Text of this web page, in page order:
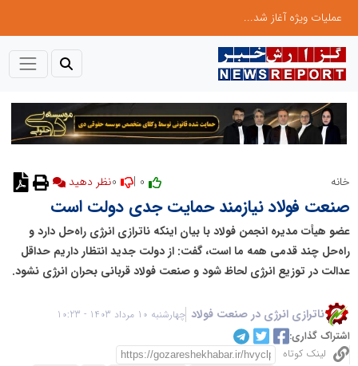
عملیات ویژه آغاز شد...
خانه نظر دهید
صنعت فولاد نیازمند حمایت جدی دولت است
عضو هیأت مدیره انجمن فولاد با بیان اینکه ناترازی انرژی راه‌حل دارد و
راه‌حل چند قدمی همه ما است، گفت: از دولت جدید انتظار داریم حداقل
عدالت در توزیع انرژی لحاظ شود و صنعت فولاد قربانی بحران انرژی نشود.
ناترازی انرژی در صنعت فولاد چهارشنبه 10 مرداد 1403 - 10:23
اشتراک گذاری:
لینک کوتاه